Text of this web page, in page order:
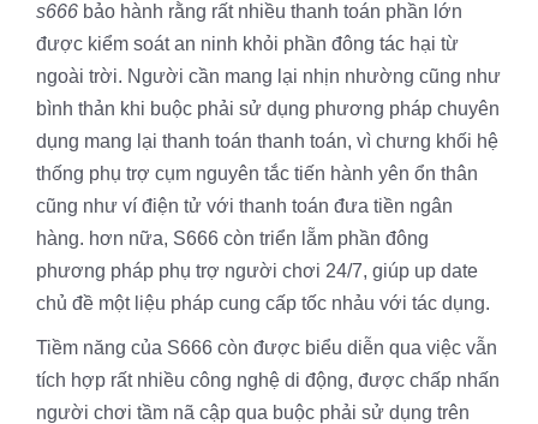
s666 bảo hành rằng rất nhiều thanh toán phần lớn
được kiểm soát an ninh khỏi phần đông tác hại từ
ngoài trời. Người cần mang lại nhịn nhường cũng như
bình thản khi buộc phải sử dụng phương pháp chuyên
dụng mang lại thanh toán thanh toán, vì chưng khối hệ
thống phụ trợ cụm nguyên tắc tiến hành yên ổn thân
cũng như ví điện tử với thanh toán đưa tiền ngân
hàng. hơn nữa, S666 còn triển lẵm phần đông
phương pháp phụ trợ người chơi 24/7, giúp up date
chủ đề một liệu pháp cung cấp tốc nhảu với tác dụng.
Tiềm năng của S666 còn được biểu diễn qua việc vẫn
tích hợp rất nhiều công nghệ di động, được chấp nhấn
người chơi tầm nã cập qua buộc phải sử dụng trên